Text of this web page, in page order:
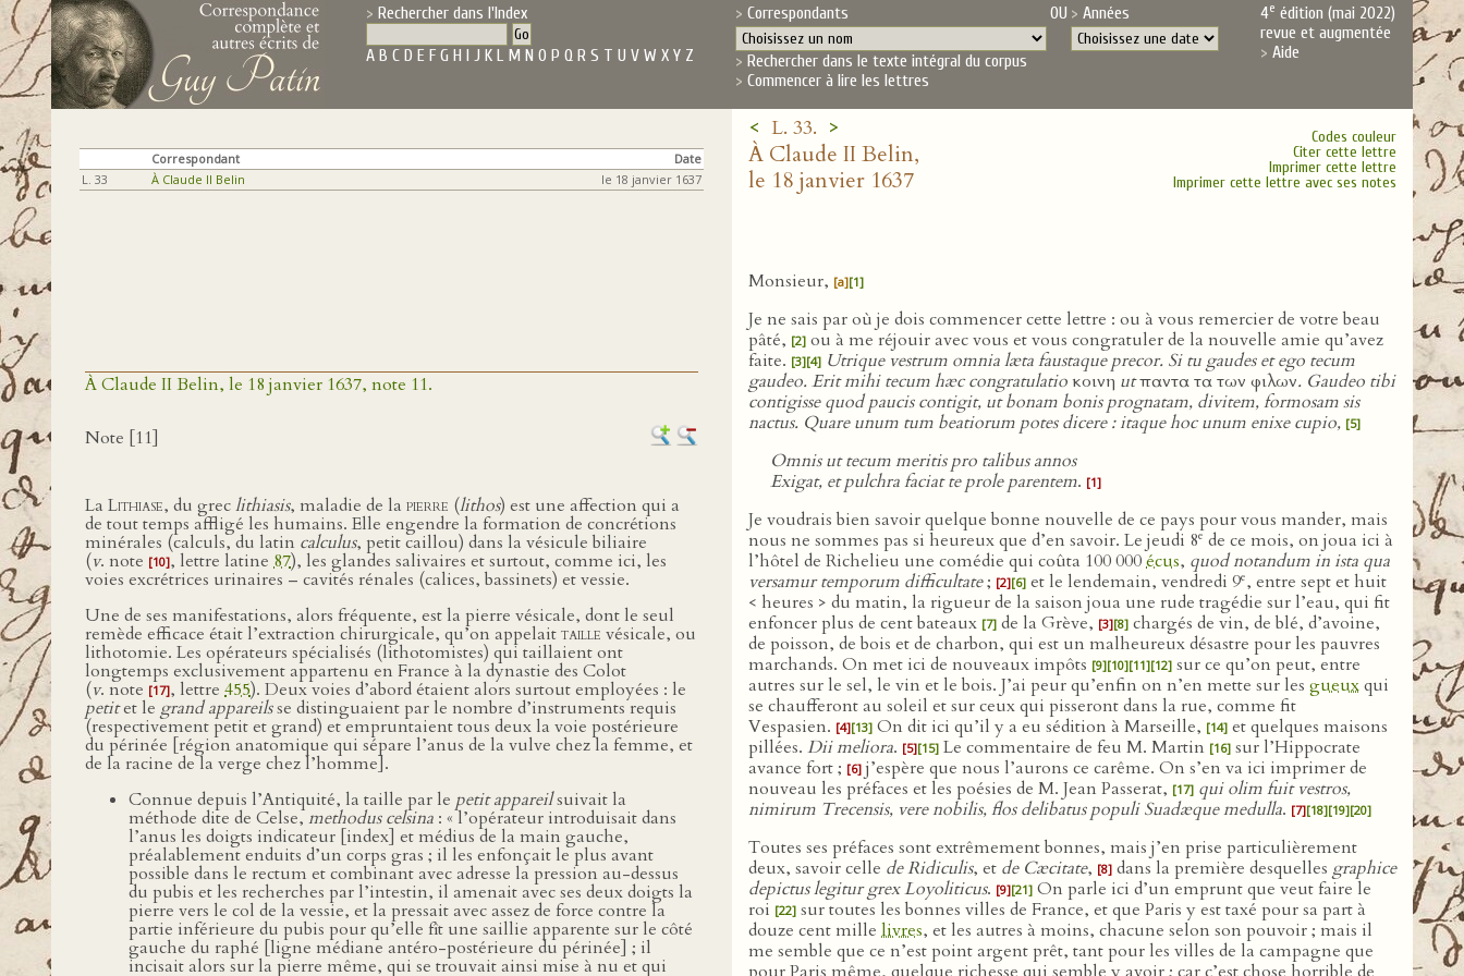
Rechercher dans l'Index
A B C D E F G H I J K L M N O P Q R S T U V W X Y Z
Correspondants OU Années
Rechercher dans le texte intégral du corpus
Commencer à lire les lettres
4e édition (mai 2022)
revue et augmentée
Aide